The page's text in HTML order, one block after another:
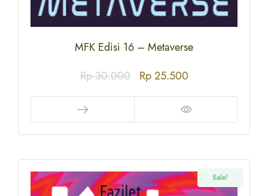
MFK Edisi 16 – Metaverse
Rp30.000 Rp25.500
Sale!